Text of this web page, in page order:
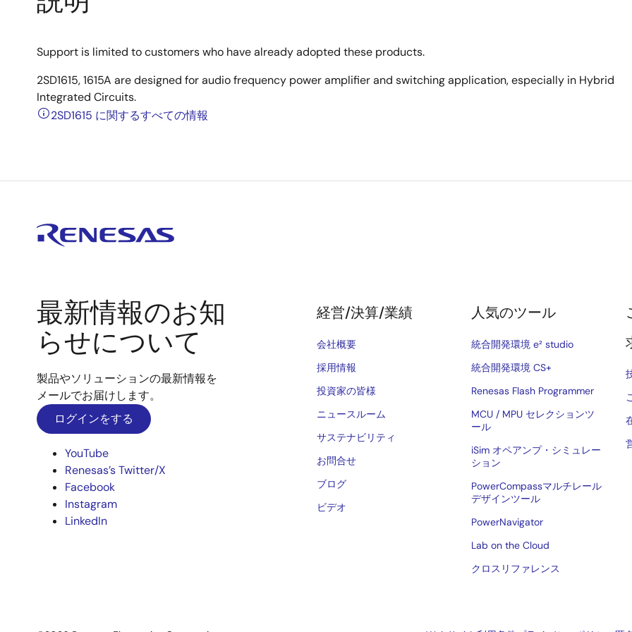
Support is limited to customers who have already adopted these products.
2SD1615, 1615A are designed for audio frequency power amplifier and switching application, especially in Hybrid
Integrated Circuits.
2SD1615 に関するすべての情報
最新情報のお知
らせについて
製品やソリューションの最新情報を
メールでお届けします。
ログインをする
YouTube
Renesas’s Twitter/X
Facebook
Instagram
LinkedIn
経営/決算/業績
会社概要
採用情報
投資家の皆様
ニュースルーム
サステナビリティ
お問合せ
ブログ
ビデオ
人気のツール
統合開発環境 e² studio
統合開発環境 CS+
Renesas Flash Programmer
MCU / MPU セレクションツ
ール
iSim オペアンプ・シミュレー
ション
PowerCompassマルチレール
デザインツール
PowerNavigator
Lab on the Cloud
クロスリファレンス